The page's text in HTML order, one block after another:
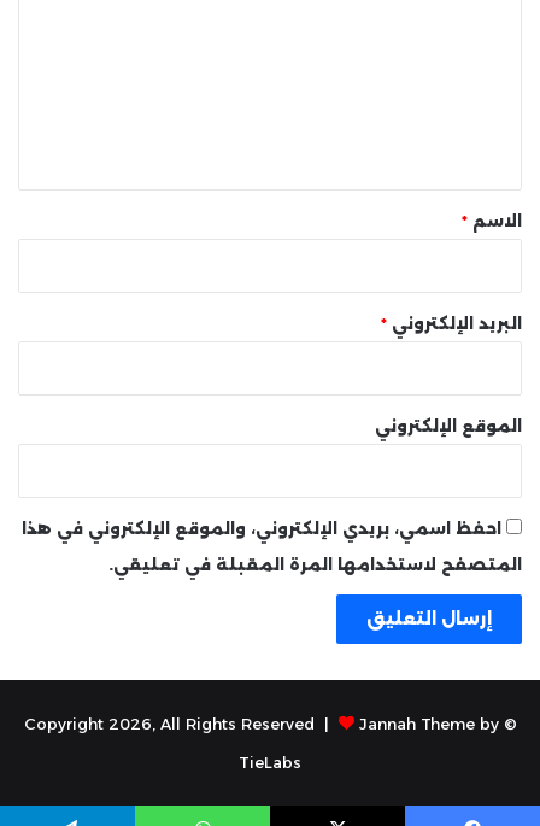
* الاسم *
البريد الإلكتروني *
الموقع الإلكتروني
احفظ اسمي، بريدي الإلكتروني، والموقع الإلكتروني في هذا
المتصفح لاستخدامها المرة المقبلة في تعليقي.
© Copyright 2026, All Rights Reserved |
Jannah Theme by
TieLabs